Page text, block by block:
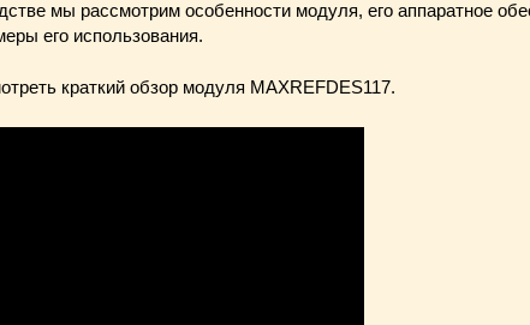
мы рассмотрим особенности модуля, его аппаратное
его использования.
краткий обзор модуля MAXREFDES117.